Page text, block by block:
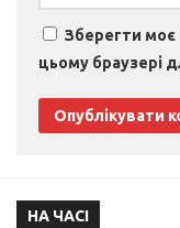
Зберегти моє
цьому браузері
НА ЧАСІ